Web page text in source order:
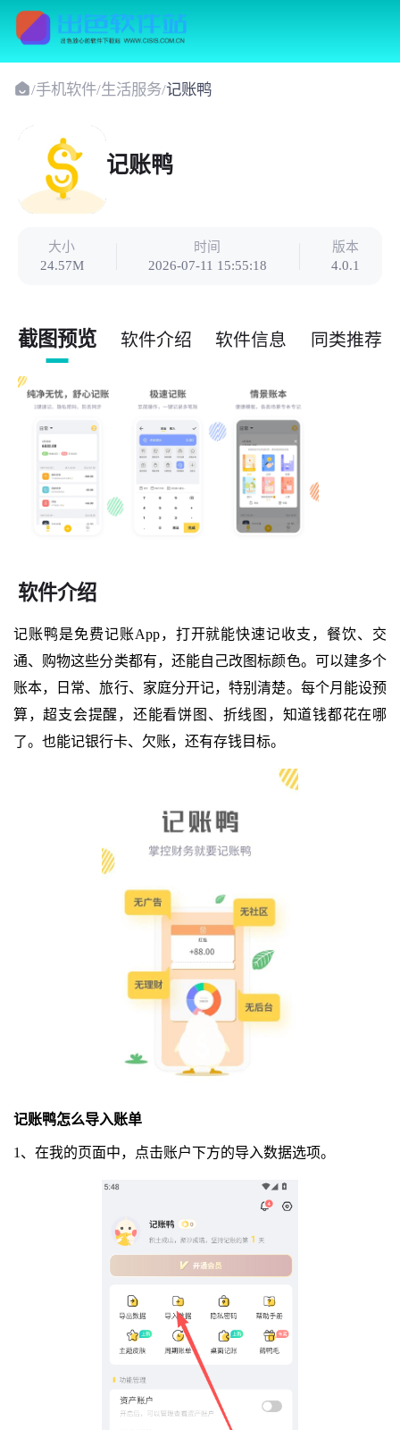
/手机软件/生活服务/记账鸭
记账鸭
大小
24.57M
时间
2026-07-11 15:55:18
版本
4.0.1
截图预览 软件介绍 软件信息 同类推荐
软件介绍
记账鸭是免费记账App，打开就能快速记收支，餐饮、交
通、购物这些分类都有，还能自己改图标颜色。可以建多个
账本，日常、旅行、家庭分开记，特别清楚。每个月能设预
算，超支会提醒，还能看饼图、折线图，知道钱都花在哪
了。也能记银行卡、欠账，还有存钱目标。
记账鸭怎么导入账单
1、在我的页面中，点击账户下方的导入数据选项。